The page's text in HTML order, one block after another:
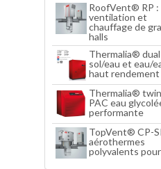
RoofVent® RP :
ventilation et
chauffage de
halls
Thermalia® dual
sol/eau et eau/
haut rendement
Thermalia®
PAC eau
performante
TopVent® CP-
aérothermes
polyvalents